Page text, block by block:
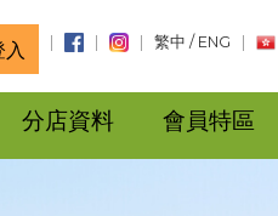
入 繁中 / ENG
分店資料 會員特區